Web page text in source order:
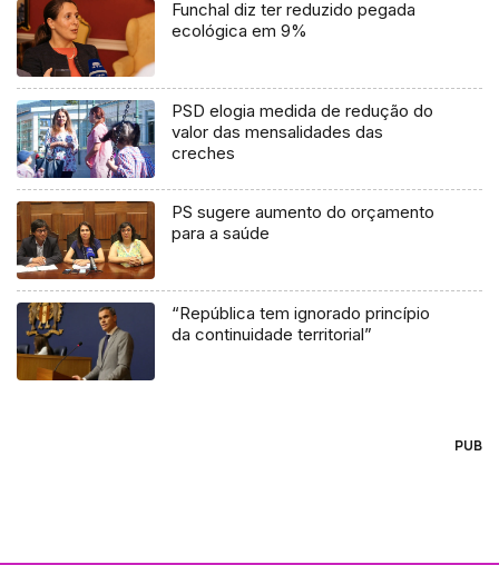
Funchal diz ter reduzido pegada
ecológica em 9%
PSD elogia medida de redução do
valor das mensalidades das
creches
PS sugere aumento do orçamento
para a saúde
“República tem ignorado princípio
da continuidade territorial”
PUB